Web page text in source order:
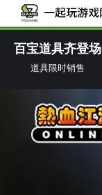
百宝道具齐登场
道具限时销售